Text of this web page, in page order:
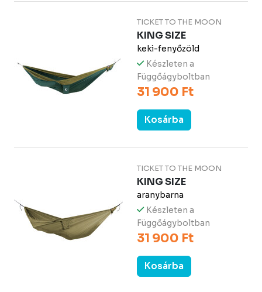
TICKET TO THE MOON
KING SIZE
keki-fenyőzöld
Készleten a
Függőágyboltban
31 900 Ft
Kosárba
TICKET TO THE MOON
KING SIZE
aranybarna
Készleten a
Függőágyboltban
31 900 Ft
Kosárba